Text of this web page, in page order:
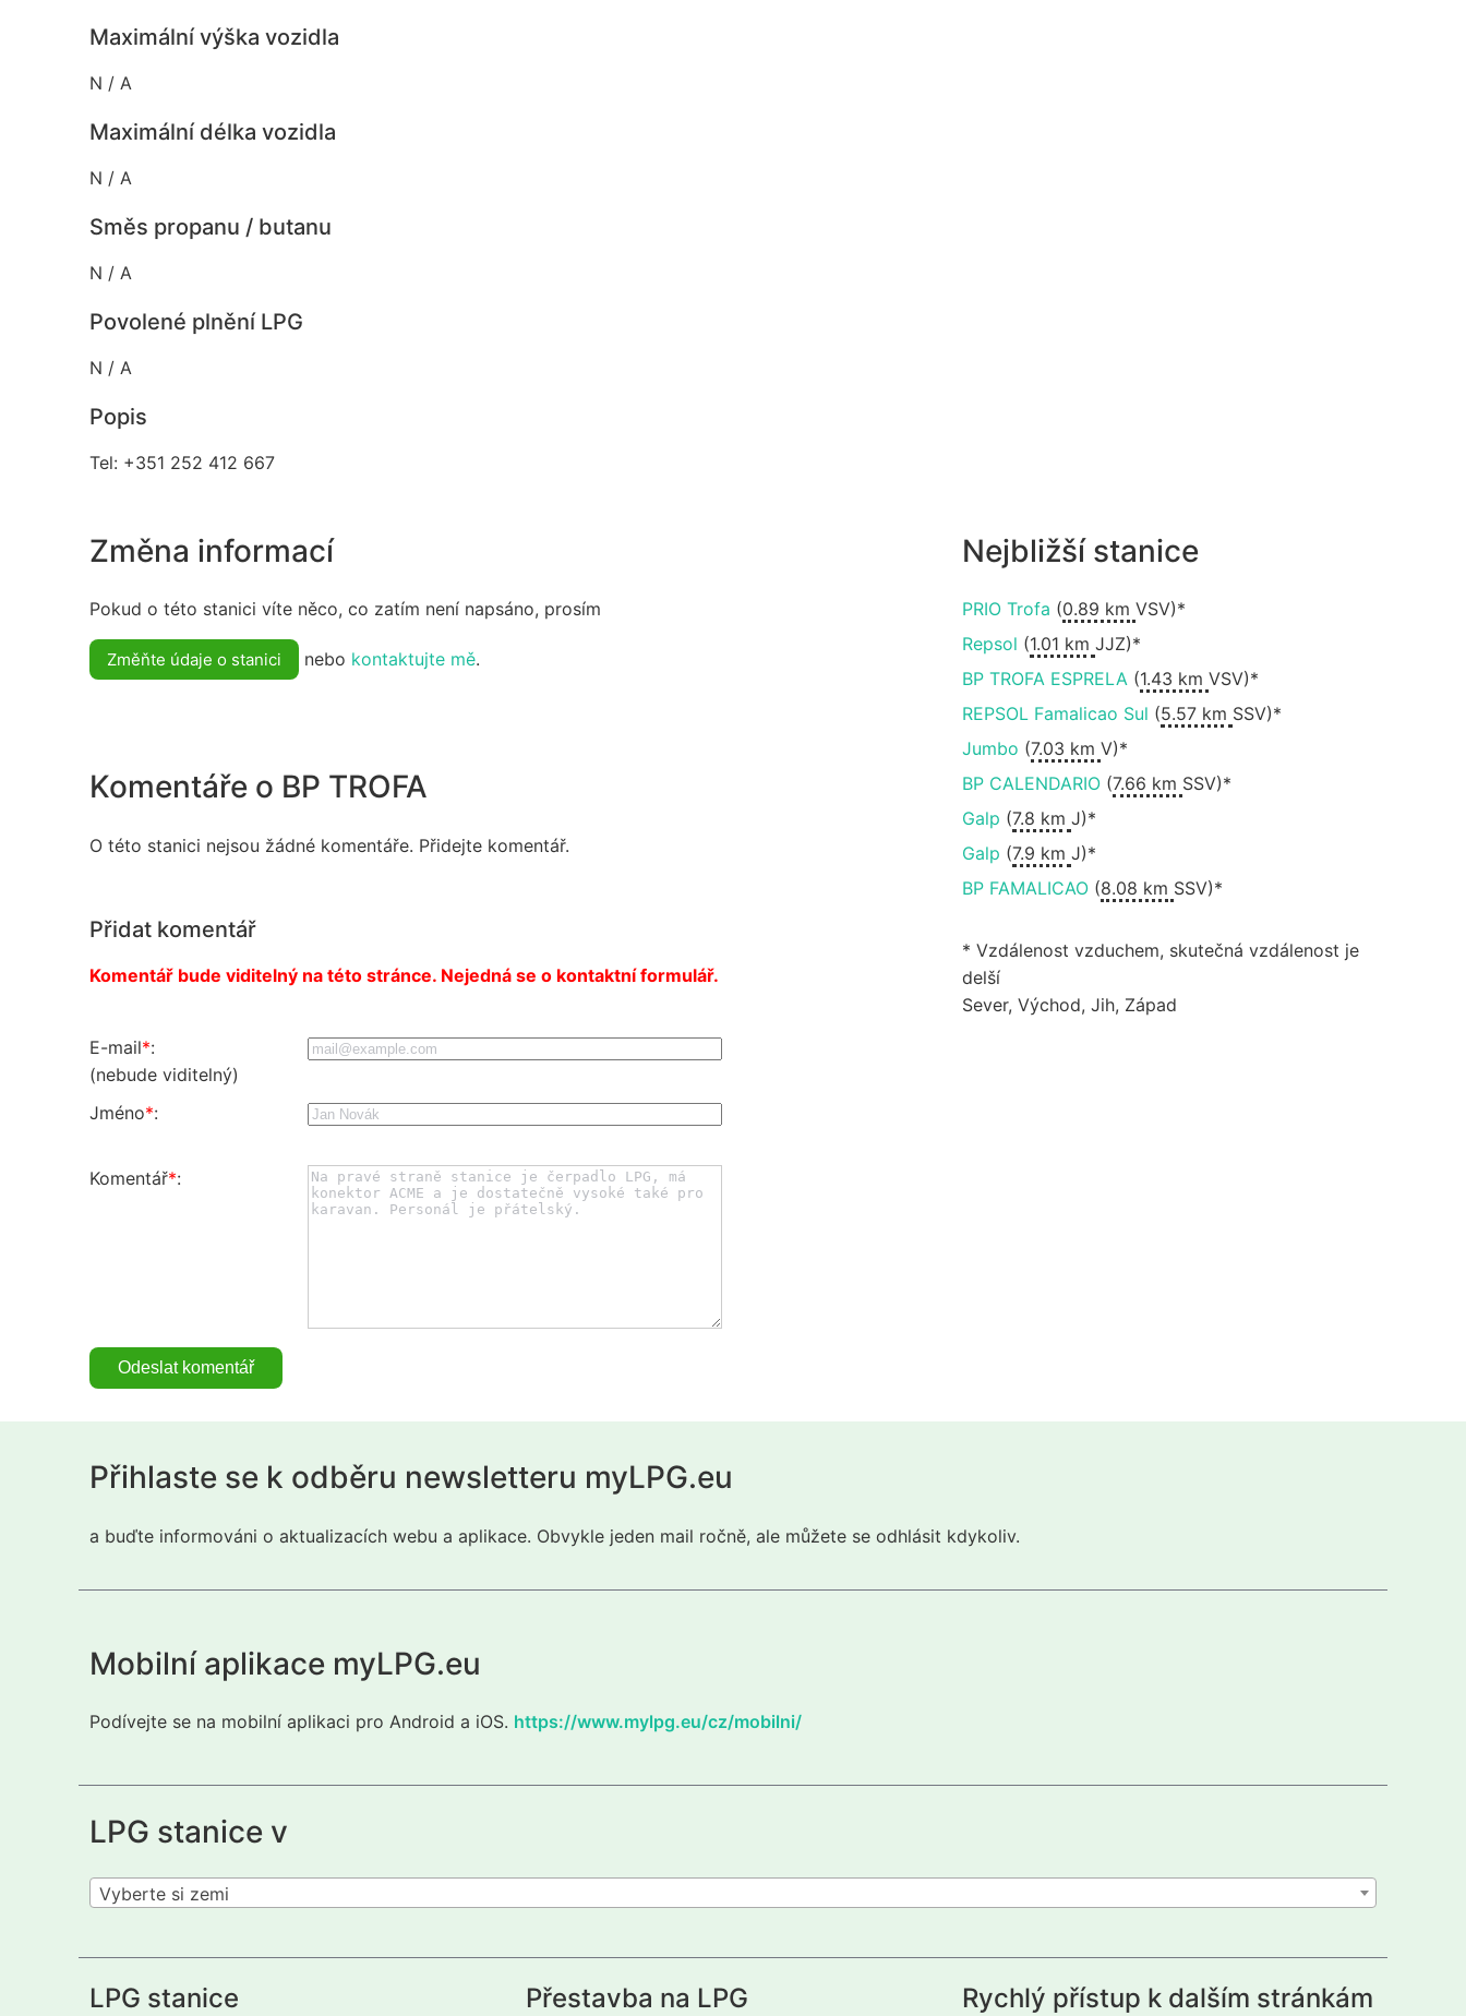
Maximální výška vozidla
N / A
Maximální délka vozidla
N / A
Směs propanu / butanu
N / A
Povolené plnění LPG
N / A
Popis
Tel: +351 252 412 667
Změna informací
Pokud o této stanici víte něco, co zatím není napsáno, prosím
Změňte údaje o stanici nebo kontaktujte mě.
Komentáře o BP TROFA
O této stanici nejsou žádné komentáře. Přidejte komentář.
Přidat komentář
Komentář bude viditelný na této stránce. Nejedná se o kontaktní formulář.
E-mail*:
(nebude viditelný)
Jméno*:
Komentář*:
Nejbližší stanice
PRIO Trofa (0.89 km VSV)*
Repsol (1.01 km JJZ)*
BP TROFA ESPRELA(1.43 km VSV)*
REPSOL Famalicao Sul (5.57 km SSV)*
Jumbo (7.03 km V)*
BP CALENDARIO(7.66 km SSV)*
Galp (7.8 km J)*
Galp (7.9 km J)*
BP FAMALICAO(8.08 km SSV)*
* Vzdálenost vzduchem, skutečná vzdálenost je
delší
Sever, Východ, Jih, Západ
Přihlaste se k odběru newsletteru myLPG.eu
a buďte informováni o aktualizacích webu a aplikace. Obvykle jeden mail ročně, ale můžete se odhlásit kdykoliv.
Mobilní aplikace myLPG.eu
Podívejte se na mobilní aplikaci pro Android a iOS. https://www.mylpg.eu/cz/mobilni/
LPG stanice v
Vyberte si zemi
LPG stanice Přestavba na LPG Rychlý přístup k dalším stránkám